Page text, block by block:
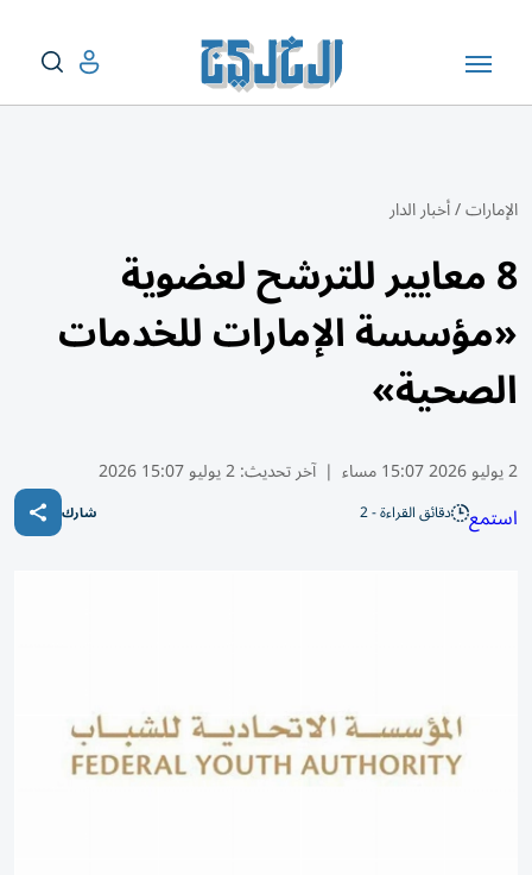
الإمارات/أخبار الدار
8 معايير للترشح لعضوية
«مؤسسة الإمارات للخدمات
الصحية»
2 يوليو 2026 15:07 مساء | آخر تحديث:2 يوليو 15:07 2026
استمع دقائق القراءة - 2 شارك